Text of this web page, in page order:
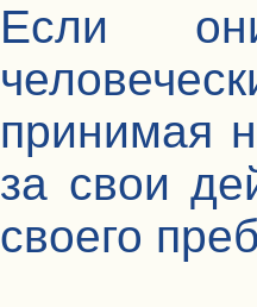
Если
принимая
за свои
своего